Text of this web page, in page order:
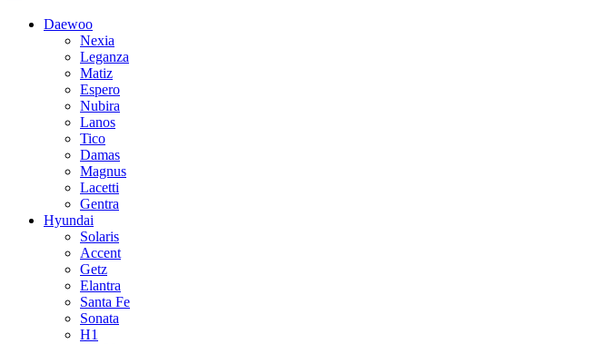
Daewoo
Nexia
Leganza
Matiz
Espero
Nubira
Lanos
Tico
Damas
Magnus
Lacetti
Gentra
Hyundai
Solaris
Accent
Getz
Elantra
Santa Fe
Sonata
H1